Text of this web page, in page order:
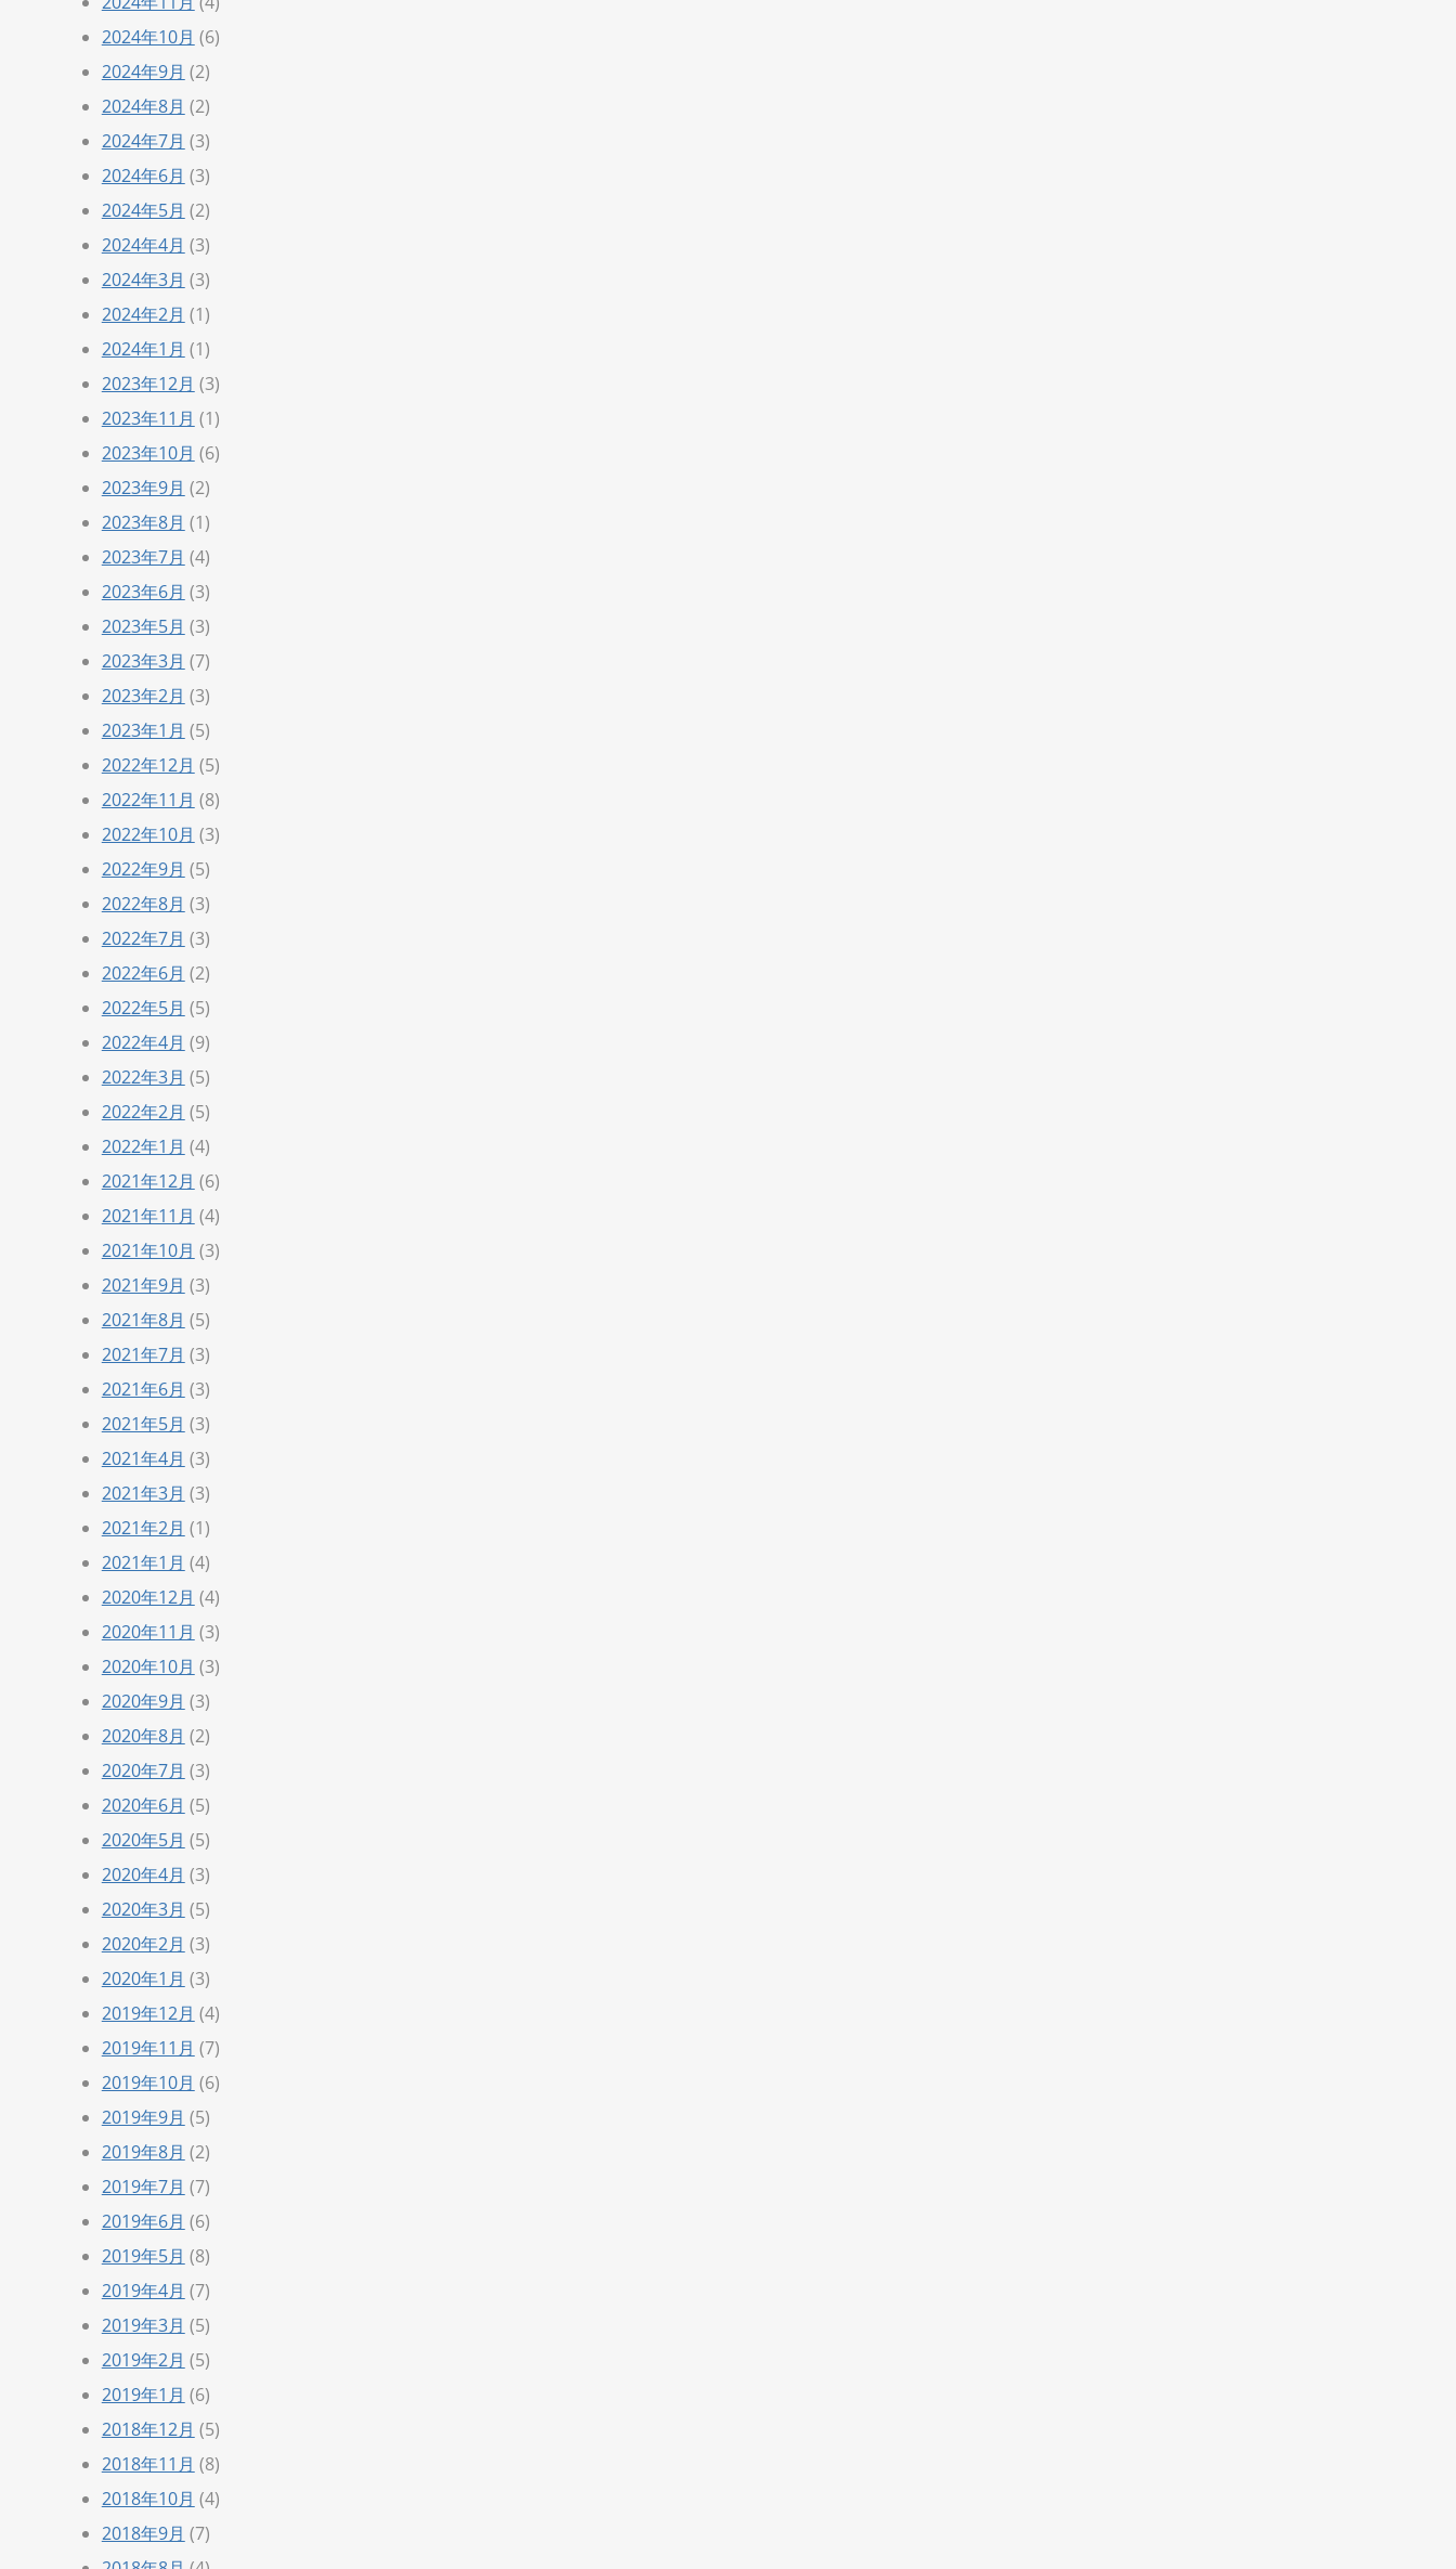
2024年10月 (6)
2024年9月 (2)
2024年8月 (2)
2024年7月 (3)
2024年6月 (3)
2024年5月 (2)
2024年4月 (3)
2024年3月 (3)
2024年2月 (1)
2024年1月 (1)
2023年12月 (3)
2023年11月 (1)
2023年10月 (6)
2023年9月 (2)
2023年8月 (1)
2023年7月 (4)
2023年6月 (3)
2023年5月 (3)
2023年3月 (7)
2023年2月 (3)
2023年1月 (5)
2022年12月 (5)
2022年11月 (8)
2022年10月 (3)
2022年9月 (5)
2022年8月 (3)
2022年7月 (3)
2022年6月 (2)
2022年5月 (5)
2022年4月 (9)
2022年3月 (5)
2022年2月 (5)
2022年1月 (4)
2021年12月 (6)
2021年11月 (4)
2021年10月 (3)
2021年9月 (3)
2021年8月 (5)
2021年7月 (3)
2021年6月 (3)
2021年5月 (3)
2021年4月 (3)
2021年3月 (3)
2021年2月 (1)
2021年1月 (4)
2020年12月 (4)
2020年11月 (3)
2020年10月 (3)
2020年9月 (3)
2020年8月 (2)
2020年7月 (3)
2020年6月 (5)
2020年5月 (5)
2020年4月 (3)
2020年3月 (5)
2020年2月 (3)
2020年1月 (3)
2019年12月 (4)
2019年11月 (7)
2019年10月 (6)
2019年9月 (5)
2019年8月 (2)
2019年7月 (7)
2019年6月 (6)
2019年5月 (8)
2019年4月 (7)
2019年3月 (5)
2019年2月 (5)
2019年1月 (6)
2018年12月 (5)
2018年11月 (8)
2018年10月 (4)
2018年9月 (7)